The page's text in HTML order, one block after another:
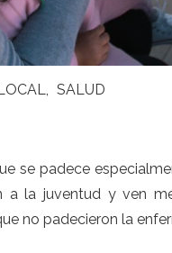
LOCAL SALUD
se padece
a la juventud y ven
no padecieron la